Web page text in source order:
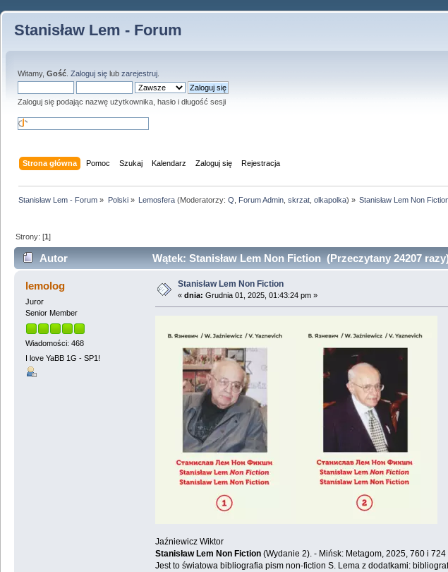
Stanisław Lem - Forum
Witamy, Gość Zaloguj się lub zarejestruj
Zaloguj się podając nazwę użytkownika, hasło i długość sesji
Strona główna Pomoc Szukaj Kalendarz Zaloguj się Rejestracja
Stanisław Lem - Forum » Polski» Lemosfera(Moderatorzy: Q Forum Admin, skrzat, olkapolka) » Stanisław Lem Non
Strony: [1]
Autor Wątek: Stanisław Lem Non Fiction (Przeczytany 24207
lemolog
Juror
Senior Member
Wiadomości: 468
I love YaBB 1G - SP1!
Stanisław Lem Non Fiction
« dnia: Grudnia 01, 2025, 01:43:24 pm »
Jaźniewicz Wiktor
Stanisław Lem Non Fiction(Wydanie 2). - Mińsk: Metagom, 2025, 760 i 724
Jest to światowa bibliografia pism non-fiction S. Lema z dodatkami: